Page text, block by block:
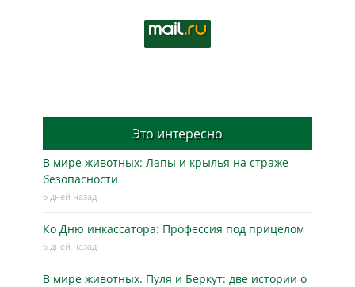
Это интересно
В мире животных: Лапы и крылья на страже
безопасности
6 дней назад
Ко Дню инкассатора: Профессия под прицелом
6 дней назад
В мире животных. Пуля и Беркут: две истории о